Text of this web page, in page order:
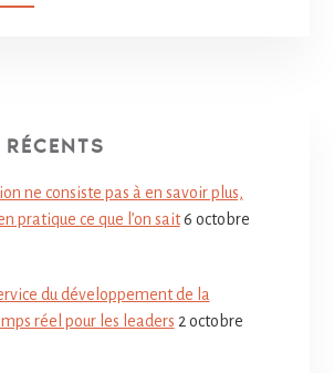
ne consiste pas à en savoir plus,
pratique ce que l’on sait 6 octobre
du développement de la
réel pour les leaders 2 octobre